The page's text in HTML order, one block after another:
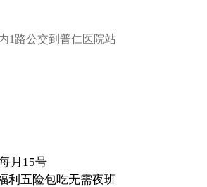
1路公交到普仁医院站
月15号
利 五险包吃无需夜班